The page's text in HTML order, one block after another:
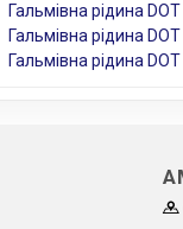
Гальмівна рідина
Гальмівна рідина
Гальмівна рідина